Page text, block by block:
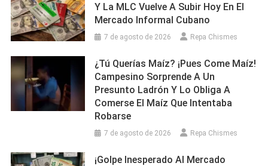
Y La MLC Vuelve A Subir Hoy En El
Mercado Informal Cubano
7 de agosto de 2026 Repa Chismes
¿Tú Querías Maíz? ¡Pues Come Maíz!
Campesino Sorprende A Un
Presunto Ladrón Y Lo Obliga A
Comerse El Maíz Que Intentaba
Robarse
7 de agosto de 2026 Repa Chismes
¡Golpe Inesperado Al Mercado